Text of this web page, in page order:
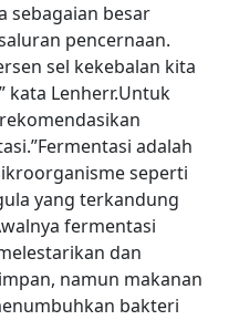
sebagaian besar
pencernaan.
sel kekebalan kita
kata Lenherr.Untuk
adalah
seperti
yang terkandung
fermentasi
dan
namun makanan
bakteri